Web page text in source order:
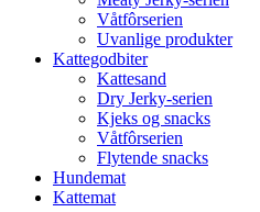
Våtfôrserien
Uvanlige produkter
Kattegodbiter
Kattesand
Dry Jerky-serien
Kjeks og snacks
Våtfôrserien
Flytende snacks
Hundemat
Kattemat